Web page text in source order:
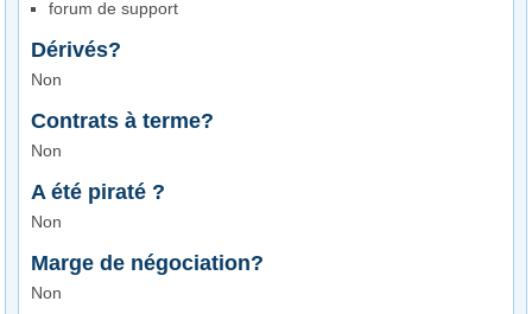
forum de support
Dérivés?
Non
Contrats à terme?
Non
A été piraté ?
Non
Marge de négociation?
Non